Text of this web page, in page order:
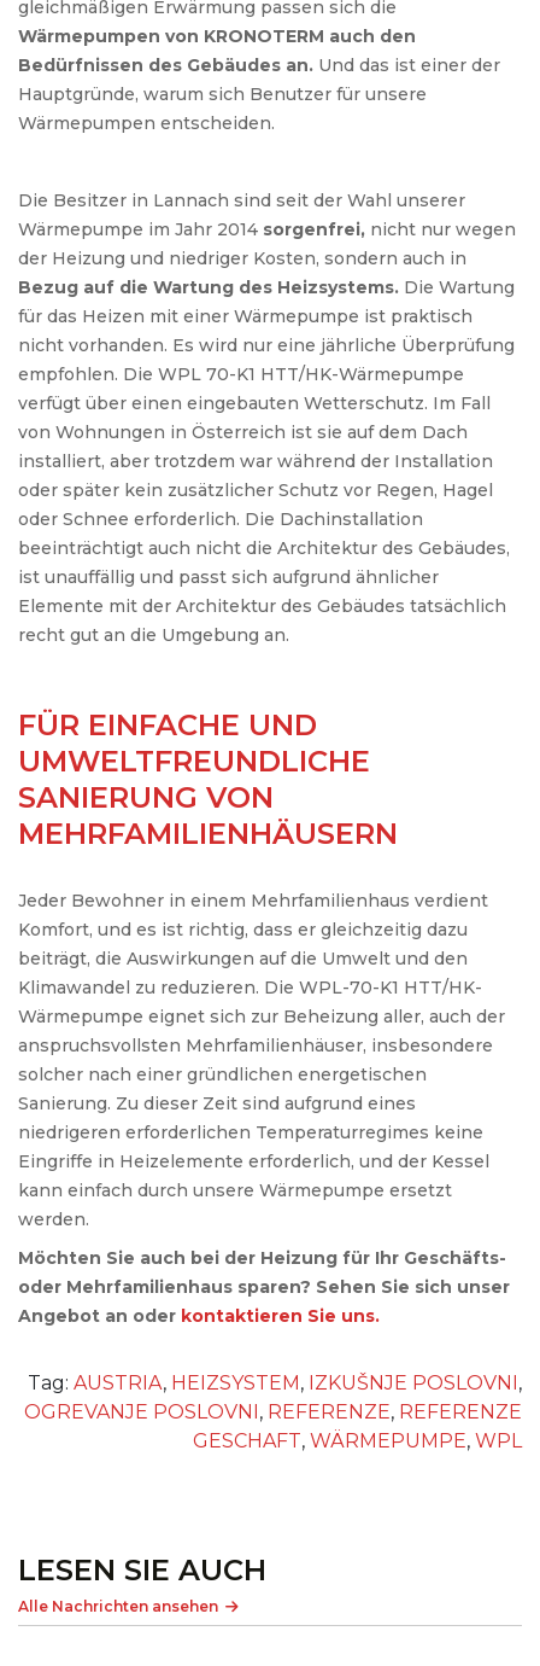
gleichmäßigen Erwärmung passen sich die
Wärmepumpen von KRONOTERM auch den
Bedürfnissen des Gebäudes an. Und das ist einer der
Hauptgründe, warum sich Benutzer für unsere
Wärmepumpen entscheiden.
Die Besitzer in Lannach sind seit der Wahl unserer
Wärmepumpe im Jahr 2014 sorgenfrei, nicht nur wegen
der Heizung und niedriger Kosten, sondern auch in
Bezug auf die Wartung des Heizsystems. Die Wartung
für das Heizen mit einer Wärmepumpe ist praktisch
nicht vorhanden. Es wird nur eine jährliche Überprüfung
empfohlen. Die WPL 70-K1 HTT/HK-Wärmepumpe
verfügt über einen eingebauten Wetterschutz. Im Fall
von Wohnungen in Österreich ist sie auf dem Dach
installiert, aber trotzdem war während der Installation
oder später kein zusätzlicher Schutz vor Regen, Hagel
oder Schnee erforderlich. Die Dachinstallation
beeinträchtigt auch nicht die Architektur des Gebäudes,
ist unauffällig und passt sich aufgrund ähnlicher
Elemente mit der Architektur des Gebäudes tatsächlich
recht gut an die Umgebung an.
FÜR EINFACHE UND
UMWELTFREUNDLICHE
SANIERUNG VON
MEHRFAMILIENHÄUSERN
Jeder Bewohner in einem Mehrfamilienhaus verdient
Komfort, und es ist richtig, dass er gleichzeitig dazu
beiträgt, die Auswirkungen auf die Umwelt und den
Klimawandel zu reduzieren. Die WPL-70-K1 HTT/HK-
Wärmepumpe eignet sich zur Beheizung aller, auch der
anspruchsvollsten Mehrfamilienhäuser, insbesondere
solcher nach einer gründlichen energetischen
Sanierung. Zu dieser Zeit sind aufgrund eines
niedrigeren erforderlichen Temperaturregimes keine
Eingriffe in Heizelemente erforderlich, und der Kessel
kann einfach durch unsere Wärmepumpe ersetzt
werden.
Möchten Sie auch bei der Heizung für Ihr Geschäfts-
oder Mehrfamilienhaus sparen? Sehen Sie sich unser
Angebot an oder kontaktieren Sie uns.
Tag: AUSTRIA, HEIZSYSTEM, IZKUŠNJE POSLOVNI,
OGREVANJE POSLOVNI, REFERENZE, REFERENZE
GESCHAFT, WÄRMEPUMPE, WPL
LESEN SIE AUCH
Alle Nachrichten ansehen